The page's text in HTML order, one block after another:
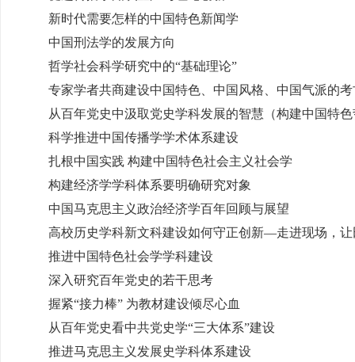
新时代需要怎样的中国特色新闻学
中国刑法学的发展方向
哲学社会科学研究中的“基础理论”
专家学者共商建设中国特色、中国风格、中国气派的
从百年党史中汲取党史学科发展的智慧（构建中国特
科学推进中国传播学学术体系建设
扎根中国实践 构建中国特色社会主义社会学
构建经济学学科体系要明确研究对象
中国马克思主义政治经济学百年回顾与展望
高校历史学科新文科建设如何守正创新—走进现场，让
推进中国特色社会学学科建设
深入研究百年党史的若干思考
握紧“接力棒” 为教材建设倾尽心血
从百年党史看中共党史学“三大体系”建设
推进马克思主义发展史学科体系建设